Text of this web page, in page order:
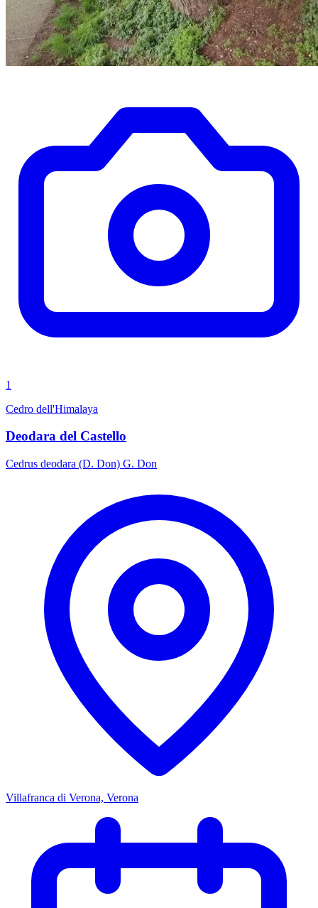
1
Cedro dell'Himalaya
Deodara del Castello
Cedrus deodara (D. Don) G. Don
Villafranca di Verona, Verona